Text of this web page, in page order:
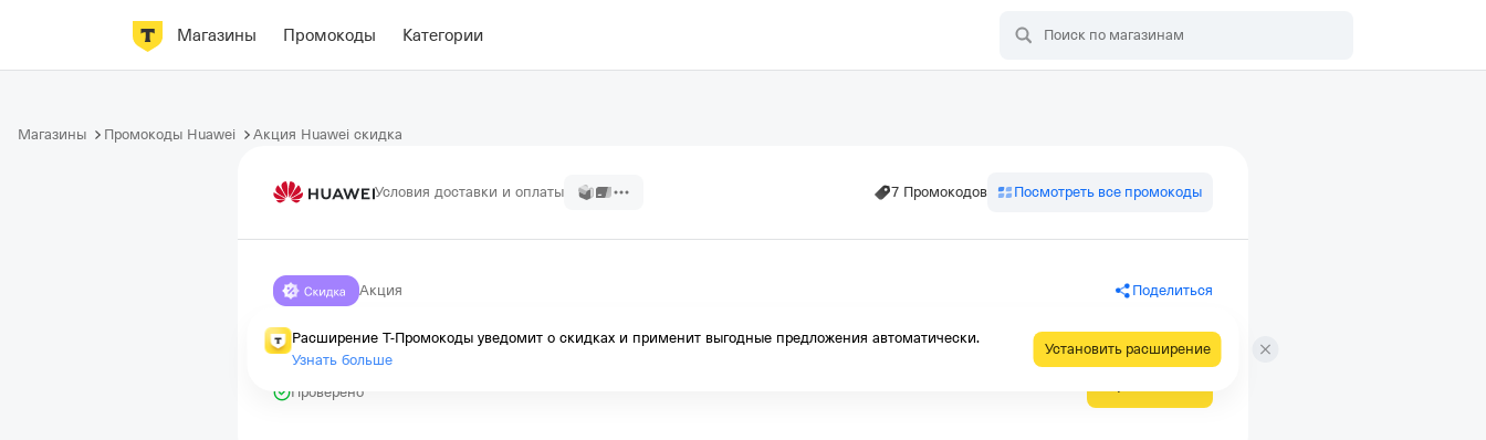
Магазины Промокоды Категории
Магазины Промокоды Huawei Акция Huawei скидка
Условия доставки и оплаты 7 Промокодов Посмотреть все промокоды
Акция Поделиться
Все акции магазина
Истекает через 1 день
Проверено
Расширение Т-Промокоды уведомит о скидках и применит выгодные предложения автоматически.
Узнать больше
Установить расширение